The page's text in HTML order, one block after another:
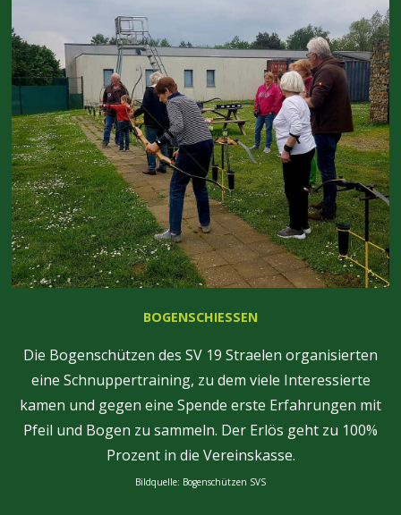
BOGENSCHIESSEN
Die Bogenschützen des SV 19 Straelen organisierten
eine Schnuppertraining, zu dem viele Interessierte
kamen und gegen eine Spende erste Erfahrungen mit
Pfeil und Bogen zu sammeln. Der Erlös geht zu 100%
Prozent in die Vereinskasse.
Bildquelle: Bogenschützen SVS